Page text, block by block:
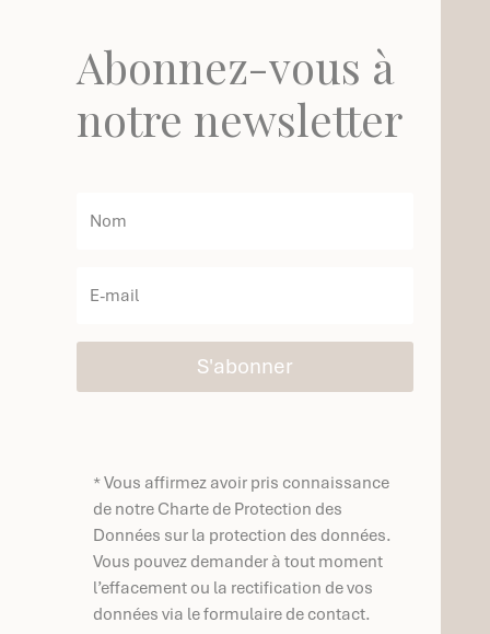
Abonnez-vous à
notre newsletter
S'abonner
* Vous affirmez avoir pris connaissance
de notre Charte de Protection des
Données sur la protection des données.
Vous pouvez demander à tout moment
l’effacement ou la rectification de vos
données via le formulaire de contact.